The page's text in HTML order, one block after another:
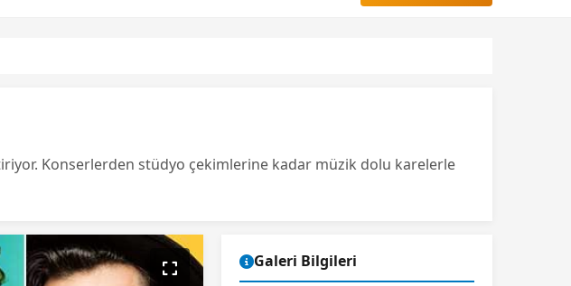
Konserlerden stüdyo çekimlerine kadar müzik dolu karelerle
Galeri Bilgileri